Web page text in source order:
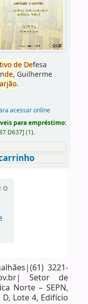
de Defesa
de, Guilherme
.
acessar online
para empréstimo:
D637] (1).
o
3221-
Setor de
Norte – SEPN,
Lote 4, Edifício